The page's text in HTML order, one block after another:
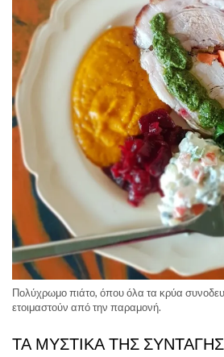
Πολύχρωμο πιάτο, όπου όλα τα κρύα
ετοιμαστούν από την παραμονή.
ΤΑ ΜΥΣΤΙΚΆ ΤΗΣ ΣΥΝΤΑΓΉΣ